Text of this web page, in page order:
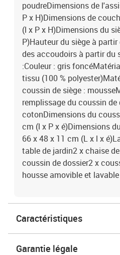
poudreDimensions de
P x H)Dimensions de
(l x P x H)Dimensions du
P)Hauteur du siège à
des accoudoirs à partir du
:Couleur : gris
tissu (100 %
coussin de siège :
remplissage du coussin de
cotonDimensions du
cm (l x P x é)Dimensions
66 x 48 x 11 cm (L x l x
table de jardin2 x chaise
coussin de dossier2 x
housse amovible et lavable
Caractéristiques
Garantie légale